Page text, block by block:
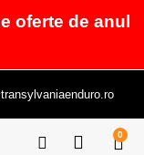
oferte de anul
0